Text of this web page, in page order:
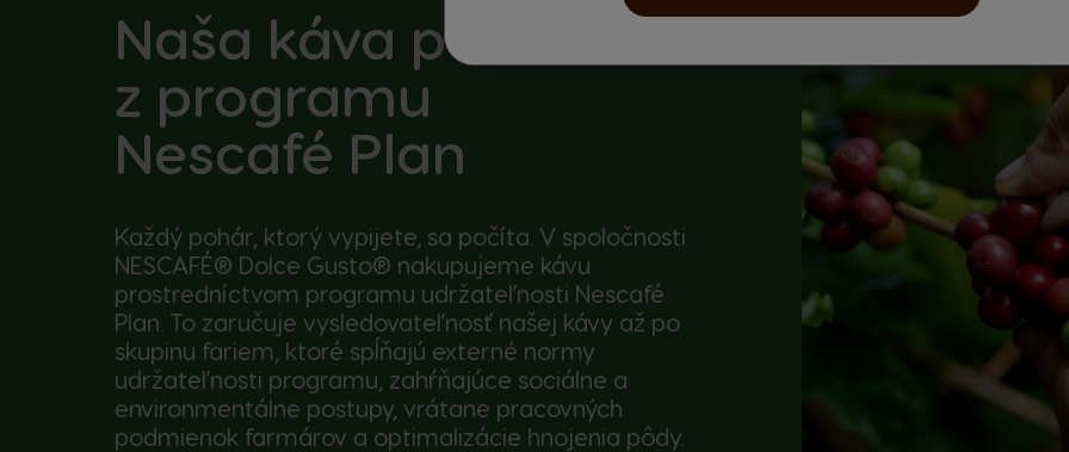
Naša káva pochádza
z programu
Nescafé Plan
Každý pohár, ktorý vypijete, sa počíta. V spoločnosti
NESCAFÉ® Dolce Gusto® nakupujeme kávu
prostredníctvom programu udržateľnosti Nescafé
Plan. To zaručuje vysledovateľnosť našej kávy až po
skupinu fariem, ktoré spĺňajú externé normy
udržateľnosti programu, zahŕňajúce sociálne a
environmentálne postupy, vrátane pracovných
podmienok farmárov a optimalizácie hnojenia pôdy.